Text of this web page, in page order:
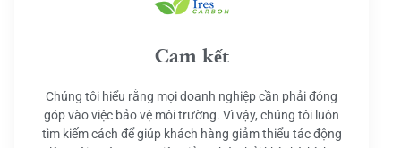
Cam kết
Chúng tôi hiểu rằng mọi doanh nghiệp cần phải đóng
góp vào việc bảo vệ môi trường. Vì vậy, chúng tôi luôn
tìm kiếm cách để giúp khách hàng giảm thiểu tác động